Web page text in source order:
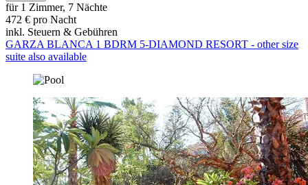
für 1 Zimmer, 7 Nächte
472 € pro Nacht
inkl. Steuern & Gebühren
GARZA BLANCA 1 BDRM 5-DIAMOND RESORT - other size
suite also available